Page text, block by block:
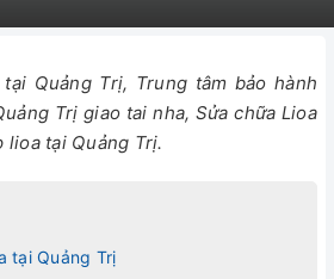
Quảng Trị, Trung tâm bảo hành
Trị giao tai nha, Sửa chữa Lioa
lioa tại Quảng Trị.
tại Quảng Trị